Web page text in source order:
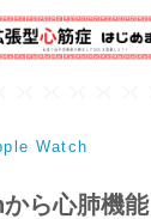
Watch
ら心肺機